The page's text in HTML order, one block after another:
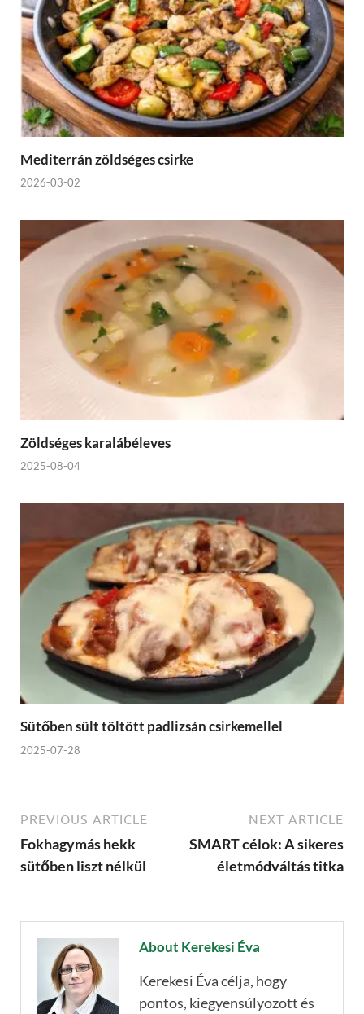
Mediterrán zöldséges csirke
2026-03-02
Zöldséges karalábéleves
2025-08-04
Sütőben sült töltött padlizsán csirkemellel
2025-07-28
PREVIOUS ARTICLE
Fokhagymás hekk
sütőben liszt nélkül
NEXT ARTICLE
SMART célok: A sikeres
életmódváltás titka
About Kerekesi Éva
Kerekesi Éva célja, hogy
pontos, kiegyensúlyozott és